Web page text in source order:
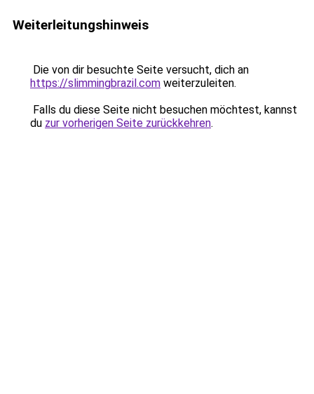
Weiterleitungshinweis
Die von dir besuchte Seite versucht, dich an
https://slimmingbrazil.com weiterzuleiten.
Falls du diese Seite nicht besuchen möchtest, kannst
du zur vorherigen Seite zurückkehren.